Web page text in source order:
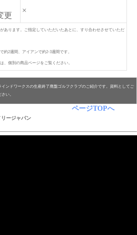
更
×
あります。ご指定していただいたあとに、すり合わせさせていただ
2週間、アイアンで約2-3週間です。
、個別の商品ページをご覧ください。
ンドワークスの生産終了廃盤ゴルフクラブのご紹介です。資料としてご
い。
ページTOPへ
リージャパン